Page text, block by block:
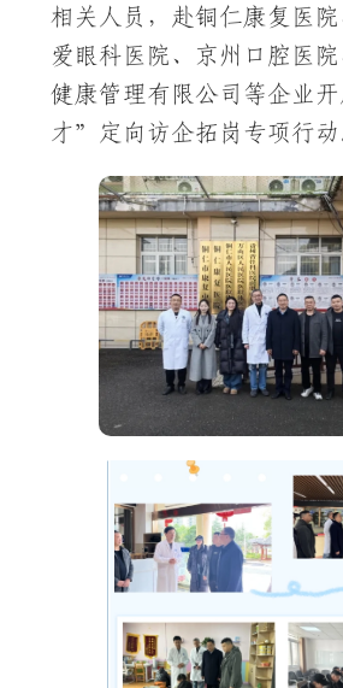
相关人员，赴铜仁康复医
爱眼科医院、京州口腔医
健康管理有限公司等企业
才”定向访企拓岗专项行动